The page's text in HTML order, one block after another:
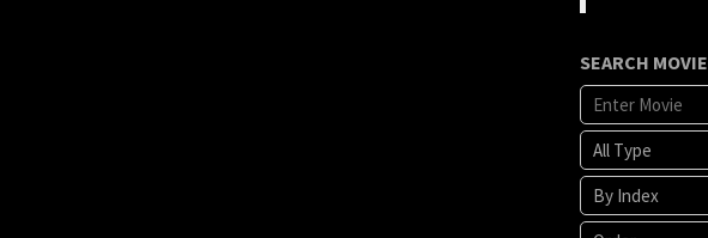
SEARCH MOVIE